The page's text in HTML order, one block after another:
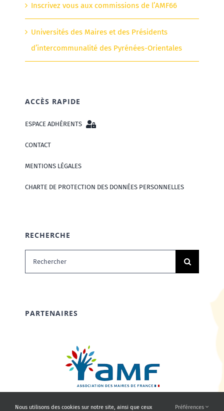
Inscrivez vous aux commissions de l’AMF66
Universités des Maires et des Présidents
d’intercommunalité des Pyrénées-Orientales
ACCÈS RAPIDE
ESPACE ADHÉRENTS
CONTACT
MENTIONS LÉGALES
CHARTE DE PROTECTION DES DONNÉES PERSONNELLES
RECHERCHE
Rechercher:
PARTENAIRES
Nous utilisons des cookies sur notre site, ainsi que ceux Préférences